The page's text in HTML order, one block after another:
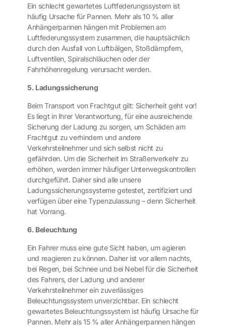
Ein schlecht gewartetes Luftfederungssystem ist
häufig Ursache für Pannen. Mehr als 10 % aller
Anhängerpannen hängen mit Problemen am
Luftfederungssystem zusammen, die hauptsächlich
durch den Ausfall von Luftbälgen, Stoßdämpfern,
Luftventilen, Spiralschläuchen oder der
Fahrhöhenregelung verursacht werden.
5. Ladungssicherung
Beim Transport von Frachtgut gilt: Sicherheit geht vor!
Es liegt in Ihrer Verantwortung, für eine ausreichende
Sicherung der Ladung zu sorgen, um Schäden am
Frachtgut zu verhindern und andere
Verkehrsteilnehmer und sich selbst nicht zu
gefährden. Um die Sicherheit im Straßenverkehr zu
erhöhen, werden immer häufiger Unterwegskontrollen
durchgeführt. Daher sind alle unsere
Ladungssicherungssysteme getestet, zertifiziert und
verfügen über eine Typenzulassung – denn Sicherheit
hat Vorrang.
6. Beleuchtung
Ein Fahrer muss eine gute Sicht haben, um agieren
und reagieren zu können. Daher ist vor allem nachts,
bei Regen, bei Schnee und bei Nebel für die Sicherheit
des Fahrers, der Ladung und anderer
Verkehrsteilnehmer ein zuverlässiges
Beleuchtungssystem unverzichtbar. Ein schlecht
gewartetes Beleuchtungssystem ist häufig Ursache für
Pannen. Mehr als 15 % aller Anhängerpannen hängen